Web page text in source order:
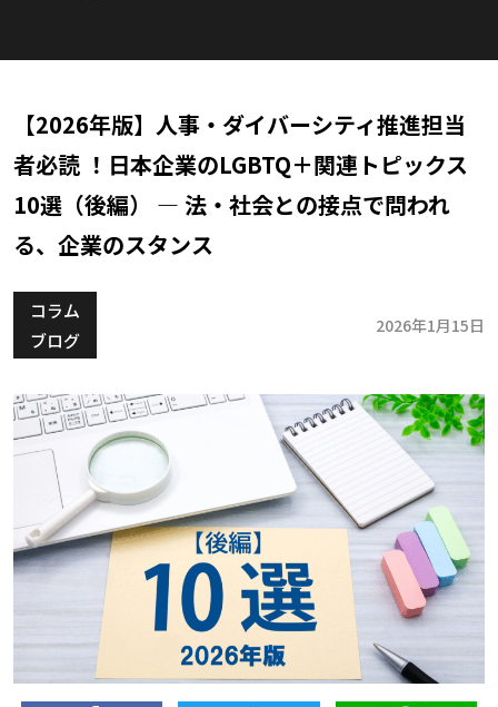
【2026年版】人事・ダイバーシティ推進担当
者必読 ！日本企業のLGBTQ＋関連トピックス
10選（後編） ― 法・社会との接点で問われ
る、企業のスタンス
コラム
ブログ
2026年1月15日